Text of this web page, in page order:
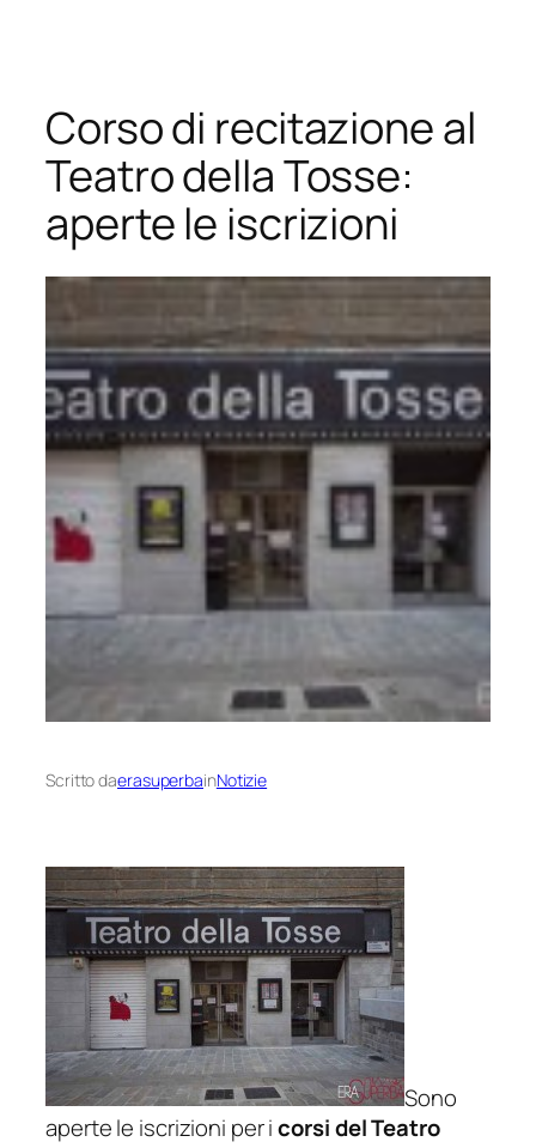
contenuto
Corso di recitazione al
Teatro della Tosse:
aperte le iscrizioni
Scritto daerasuperbainNotizie
Sono
aperte le iscrizioni per icorsi del Teatro